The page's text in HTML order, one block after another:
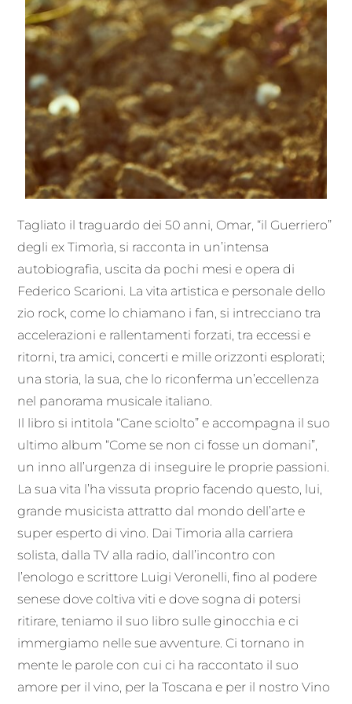
Tagliato il traguardo dei 50 anni, Omar, “il Guerriero”
degli ex Timorìa, si racconta in un’intensa
autobiografia, uscita da pochi mesi e opera di
Federico Scarioni. La vita artistica e personale dello
zio rock, come lo chiamano i fan, si intrecciano tra
accelerazioni e rallentamenti forzati, tra eccessi e
ritorni, tra amici, concerti e mille orizzonti esplorati;
una storia, la sua, che lo riconferma un’eccellenza
nel panorama musicale italiano.
Il libro si intitola “Cane sciolto” e accompagna il suo
ultimo album “Come se non ci fosse un domani”,
un inno all’urgenza di inseguire le proprie passioni.
La sua vita l’ha vissuta proprio facendo questo, lui,
grande musicista attratto dal mondo dell’arte e
super esperto di vino. Dai Timoria alla carriera
solista, dalla TV alla radio, dall’incontro con
l’enologo e scrittore Luigi Veronelli, fino al podere
senese dove coltiva viti e dove sogna di potersi
ritirare, teniamo il suo libro sulle ginocchia e ci
immergiamo nelle sue avventure. Ci tornano in
mente le parole con cui ci ha raccontato il suo
amore per il vino, per la Toscana e per il nostro Vino